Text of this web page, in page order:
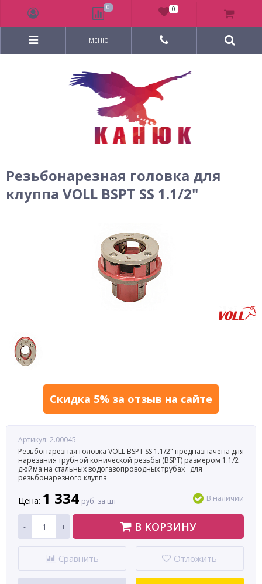
МЕНЮ
Резьбонарезная головка для
клуппа VOLL BSPT SS 1.1/2"
Скидка 5% за отзыв на сайте
Артикул: 2.00045
Резьбонарезная головка VOLL BSPT SS 1.1/2" предназначена для
нарезания трубной конической резьбы (BSPT) размером 1.1/2
дюйма на стальных водогазопроводных трубах для
резьбонарезного клуппа
Цена: 1 334 руб. за шт В наличии
- + В КОРЗИНУ
Сравнить Отложить
0 0